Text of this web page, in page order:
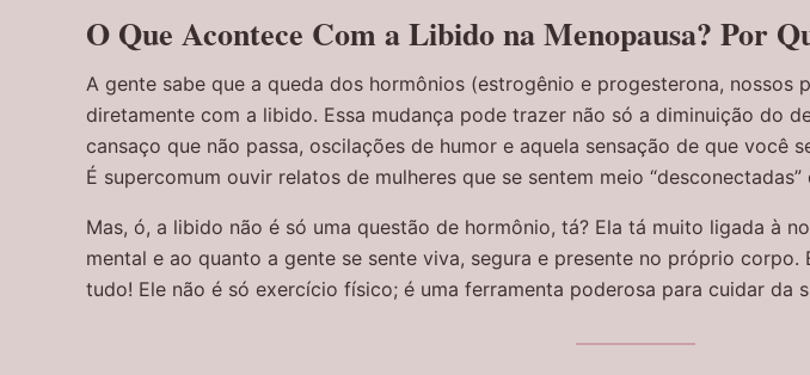
O Que Acontece Com a Libido na Menopausa? Por
A gente sabe que a queda dos hormônios (estrogênio e progesterona, nossos
diretamente com a libido. Essa mudança pode trazer não só a diminuição do
cansaço que não passa, oscilações de humor e aquela sensação de que você
É supercomum ouvir relatos de mulheres que se sentem meio
Mas, ó, a libido não é só uma questão de hormônio, tá? Ela tá muito ligada à
mental e ao quanto a gente se sente viva, segura e presente no próprio corpo.
tudo! Ele não é só exercício físico; é uma ferramenta poderosa para cuidar da